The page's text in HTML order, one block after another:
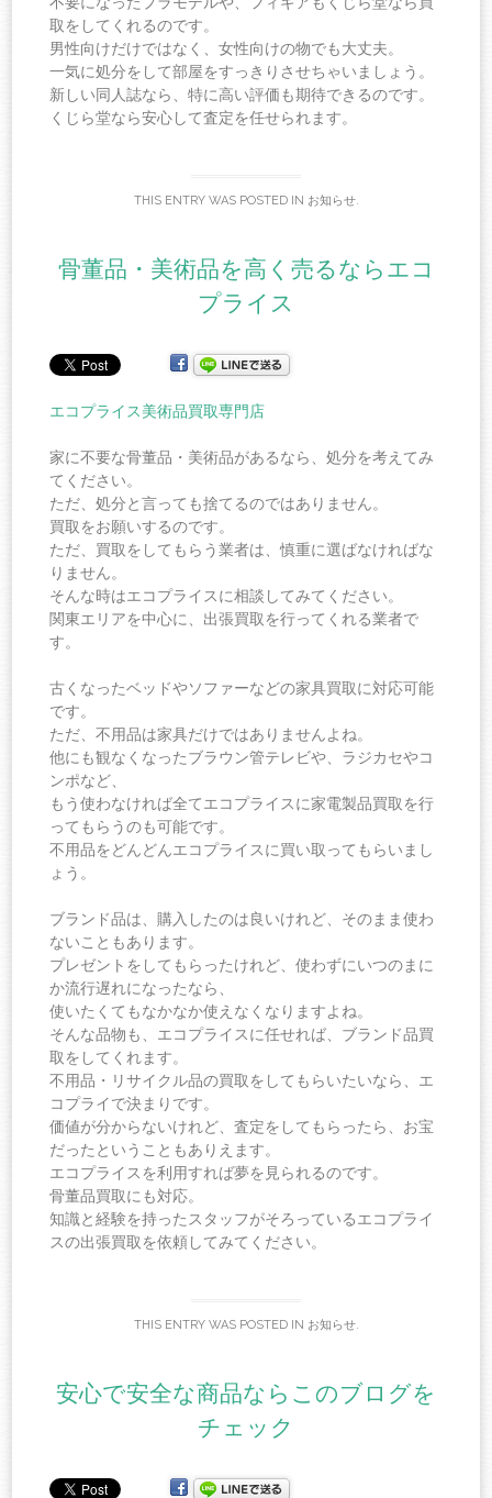
取をしてくれるのです。
男性向けだけではなく、女性向けの物でも大丈夫。
一気に処分をして部屋をすっきりさせちゃいましょう。
新しい同人誌なら、特に高い評価も期待できるのです。
くじら堂なら安心して査定を任せられます。
THIS ENTRY WAS POSTED IN お知らせ.
骨董品・美術品を高く売るならエコ
プライス
エコプライス美術品買取専門店
家に不要な骨董品・美術品があるなら、処分を考えてみ
てください。
ただ、処分と言っても捨てるのではありません。
買取をお願いするのです。
ただ、買取をしてもらう業者は、慎重に選ばなければな
りません。
そんな時はエコプライスに相談してみてください。
関東エリアを中心に、出張買取を行ってくれる業者で
す。
古くなったベッドやソファーなどの家具買取に対応可能
です。
ただ、不用品は家具だけではありませんよね。
他にも観なくなったブラウン管テレビや、ラジカセやコ
ンポなど、
もう使わなければ全てエコプライスに家電製品買取を行
ってもらうのも可能です。
不用品をどんどんエコプライスに買い取ってもらいまし
ょう。
ブランド品は、購入したのは良いけれど、そのまま使わ
ないこともあります。
プレゼントをしてもらったけれど、使わずにいつのまに
か流行遅れになったなら、
使いたくてもなかなか使えなくなりますよね。
そんな品物も、エコプライスに任せれば、ブランド品買
取をしてくれます。
不用品・リサイクル品の買取をしてもらいたいなら、エ
コプライで決まりです。
価値が分からないけれど、査定をしてもらったら、お宝
だったということもありえます。
エコプライスを利用すれば夢を見られるのです。
骨董品買取にも対応。
知識と経験を持ったスタッフがそろっているエコプライ
スの出張買取を依頼してみてください。
THIS ENTRY WAS POSTED IN お知らせ.
安心で安全な商品ならこのブログを
チェック